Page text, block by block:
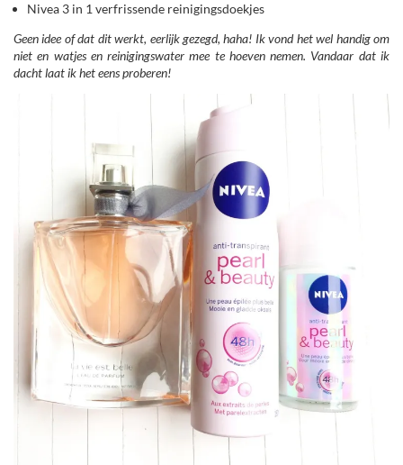
Nivea 3 in 1 verfrissende reinigingsdoekjes
Geen idee of dat dit werkt, eerlijk gezegd, haha! Ik vond het wel handig om
niet en watjes en reinigingswater mee te hoeven nemen. Vandaar dat ik
dacht laat ik het eens proberen!